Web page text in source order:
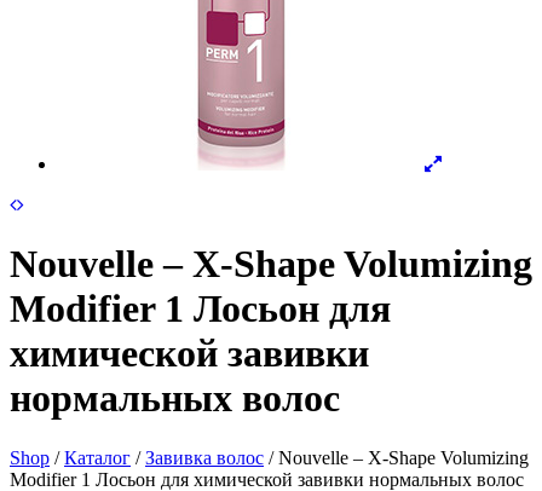
Nouvelle – X-Shape Volumizing
Modifier 1 Лосьон для
химической завивки
нормальных волос
Shop /Каталог /Завивка волос / Nouvelle – X-Shape Volumizing
Modifier 1 Лосьон для химической завивки нормальных волос